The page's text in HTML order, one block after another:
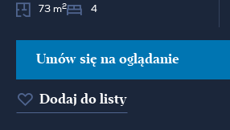
73 m2 4
Umów się na oglądanie
Dodaj do listy